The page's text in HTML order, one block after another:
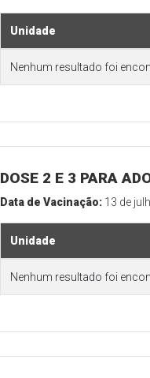
Unidade
Nenhum resultado foi
DOSE 2 E 3 PARA
Data de Vacinação: 13 de
Unidade
Nenhum resultado foi